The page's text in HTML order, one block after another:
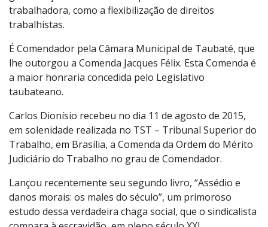
trabalhadora, como a flexibilização de direitos
trabalhistas.
É Comendador pela Câmara Municipal de Taubaté, que
lhe outorgou a Comenda Jacques Félix. Esta Comenda é
a maior honraria concedida pelo Legislativo
taubateano.
Carlos Dionísio recebeu no dia 11 de agosto de 2015,
em solenidade realizada no TST – Tribunal Superior do
Trabalho, em Brasília, a Comenda da Ordem do Mérito
Judiciário do Trabalho no grau de Comendador.
Lançou recentemente seu segundo livro, “Assédio e
danos morais: os males do século”, um primoroso
estudo dessa verdadeira chaga social, que o sindicalista